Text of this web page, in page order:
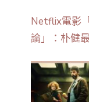
Netflix電影
論」：朴健